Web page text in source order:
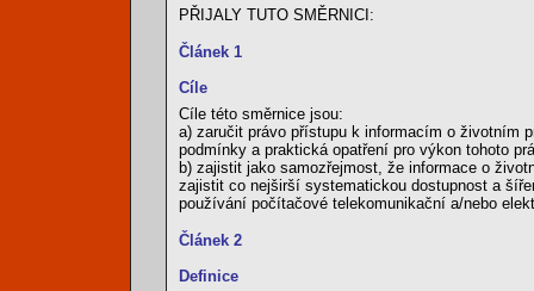
PŘIJALY TUTO SMĚRNICI:
Článek 1
Cíle
Cíle této směrnice jsou:
a) zaručit právo přístupu k informacím o životním
podmínky a praktická opatření pro výkon tohoto
b) zajistit jako samozřejmost, že informace o
zajistit co nejširší systematickou dostupnost a
používání počítačové telekomunikační a/nebo
Článek 2
Definice